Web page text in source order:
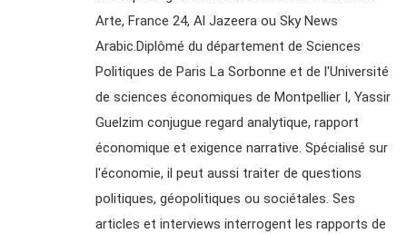
Arte, France 24, Al Jazeera ou Sky News
Arabic.Diplômé du département de Sciences
Politiques de Paris La Sorbonne et de l'Université
de sciences économiques de Montpellier I, Yassir
Guelzim conjugue regard analytique, rapport
économique et exigence narrative. Spécialisé sur
l'économie, il peut aussi traiter de questions
politiques, géopolitiques ou sociétales. Ses
articles et interviews interrogent les rapports de